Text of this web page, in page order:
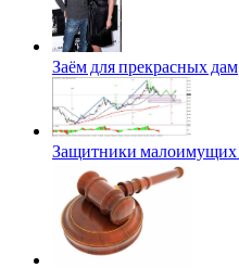
Заём для прекрасных дам
Защитники малоимущих